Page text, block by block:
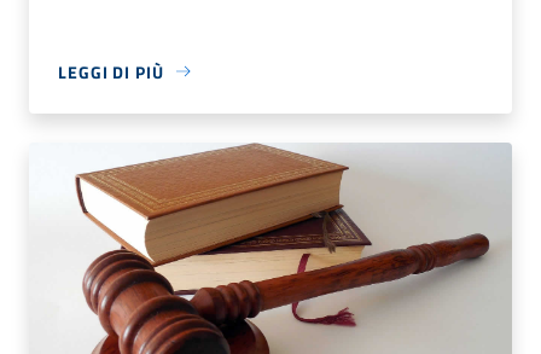
LEGGI DI PIÙ